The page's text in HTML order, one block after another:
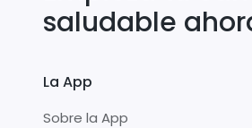
saludable
La App
Sobre la App